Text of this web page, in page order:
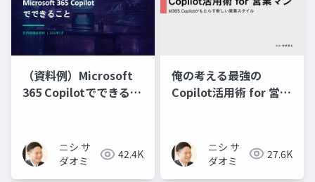
（資料例）Microsoft
365 Copilotでできるこ
ニシ サ
ダオミ
42.4K
俺の考える最強の
Copilot活用術 for 営業
タイル～ニシ サ
ダオミ
27.6K